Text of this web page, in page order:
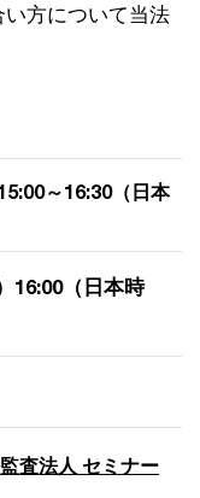
方について当法
～16:30（日本
16:00（日本時
査法人 セミナー